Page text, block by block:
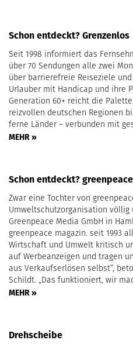
Schon entdeckt? Grenzenlos
Seit 1998 informiert das
über 70 Sendungen alle zwei
über barrierefreie Reiseziele
Urlauber mit Handicap und ihre
Generation 60+ reicht die
reizvollen deutschen Regionen
ferne Länder – verbunden mit
MEHR »
Schon entdeckt?
Zwar eine Tochter von
Umweltschutzorganisation
Greenpeace Media GmbH in
greenpeace magazin. seit 1993
Wirtschaft und Umwelt kritisch
auf Werbeanzeigen und tragen
aus Verkaufserlösen selbst“,
Schildt. „Das funktioniert, wir
MEHR »
Drehscheibe